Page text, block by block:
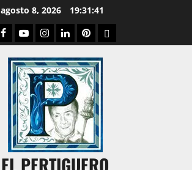
agosto 8, 2026 19:31:42
Facebook
YoutubeInstagram
LinkedPinterestDribbble
EL PERTIGUERO